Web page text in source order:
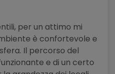
per un attimo mi
è confortevole e
Il percorso del
e di un certo